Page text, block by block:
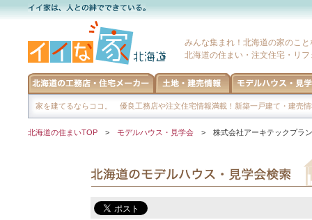
みんな集まれ！北海道の家のこ
北海道の住まい・注文住宅・リ
家を建てるならココ。 優良工務店や注文住宅情報満載！新築一戸建て・建売
北海道の住まいTOP > モデルハウス・見学会 > 株式会社アーキテックプラ